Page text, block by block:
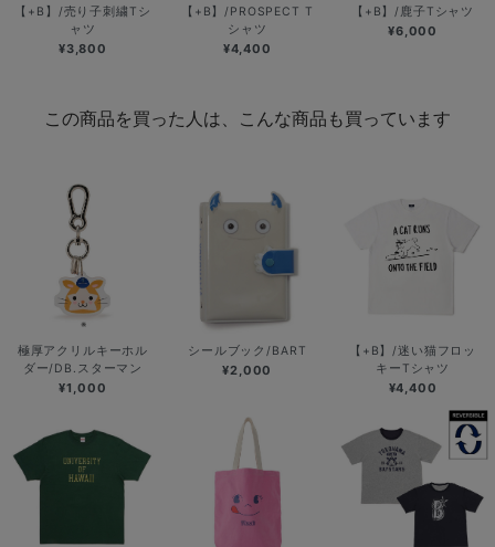
【+B】/売り子刺繍Tシ
ャツ
¥3,800
【+B】/PROSPECT T
シャツ
¥4,400
【+B】/鹿子Tシャツ
¥6,000
この商品を買った人は、こんな商品も買っています
極厚アクリルキーホル
ダー/DB.スターマン
¥1,000
シールブック/BART
¥2,000
【+B】/迷い猫フロッ
キーTシャツ
¥4,400